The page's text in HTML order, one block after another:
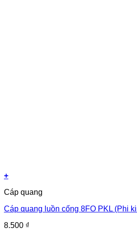
+
Cáp quang
Cáp quang luồn cống 8FO PKL (Phi
8.500 ₫